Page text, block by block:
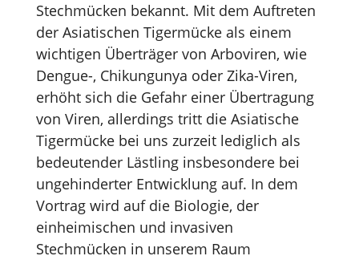
Stechmücken bekannt. Mit dem Auftreten
der Asiatischen Tigermücke als einem
wichtigen Überträger von Arboviren, wie
Dengue-, Chikungunya oder Zika-Viren,
erhöht sich die Gefahr einer Übertragung
von Viren, allerdings tritt die Asiatische
Tigermücke bei uns zurzeit lediglich als
bedeutender Lästling insbesondere bei
ungehinderter Entwicklung auf. In dem
Vortrag wird auf die Biologie, der
einheimischen und invasiven
Stechmücken in unserem Raum